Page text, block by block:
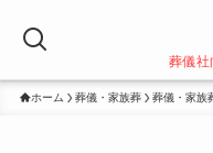
葬儀
ホーム 葬儀・家族葬 葬儀・家族